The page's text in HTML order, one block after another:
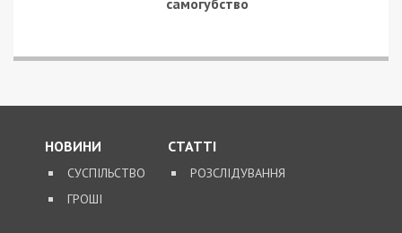
чоловік з військового
сліди